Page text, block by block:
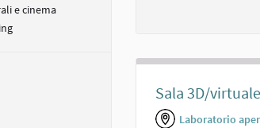
e cinema
Sala 3D/virtuale
Laboratorio